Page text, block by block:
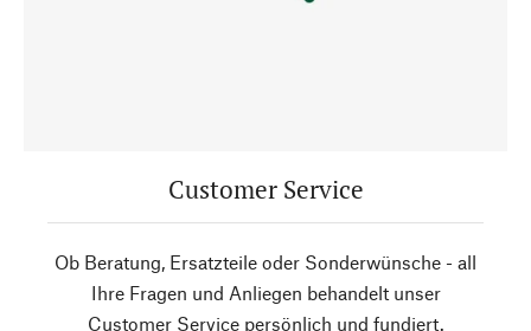
Customer Service
Ob Beratung, Ersatzteile oder Sonderwünsche - all
Ihre Fragen und Anliegen behandelt unser
Customer Service persönlich und fundiert.